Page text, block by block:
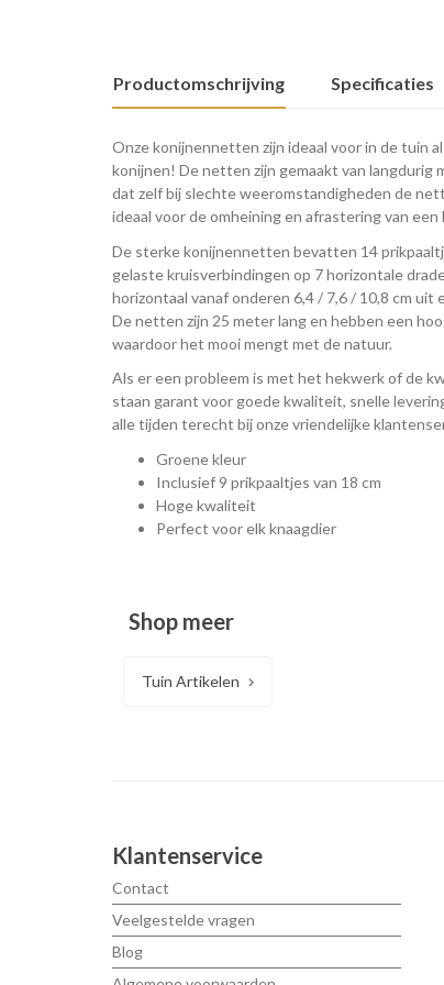
Productomschrijving Specificaties
Onze konijnennetten zijn ideaal voor in de tuin
konijnen! De netten zijn gemaakt van
dat zelf bij slechte weeromstandigheden de
ideaal voor de omheining en afrastering van een
De sterke konijnennetten bevatten 14
gelaste kruisverbindingen op 7 horizontale
horizontaal vanaf onderen 6,4 / 7,6 / 10,8 cm
De netten zijn 25 meter lang en hebben een
waardoor het mooi mengt met de natuur.
Als er een probleem is met het hekwerk of de
staan garant voor goede kwaliteit, snelle
alle tijden terecht bij onze vriendelijke
Groene kleur
Inclusief 9 prikpaaltjes van 18 cm
Hoge kwaliteit
Perfect voor elk knaagdier
Shop meer
Tuin Artikelen
Klantenservice
Contact
Veelgestelde vragen
Blog